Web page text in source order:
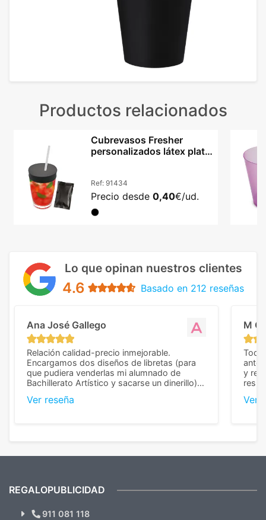
Productos relacionados
Cubrevasos Fresher
personalizados látex plata
Ref: 91434
Precio desde 0,40€/ud.
Lo que opinan nuestros clientes
4.6 Basado en 212 reseñas
Ana José Gallego
Relación calidad-precio inmejorable.
Encargamos dos diseños de libretas (para
que pudiera venderlas mi alumnado de
Bachillerato Artístico y sacarse un dinerillo) y
diferencia, con libretas de muy buena calidad
Ver reseña
M C
Todo
y
Ver
¿Quieres ver nuestras últimas
Novedades y Ofertas?
REGALOPUBLICIDAD
911 081 118